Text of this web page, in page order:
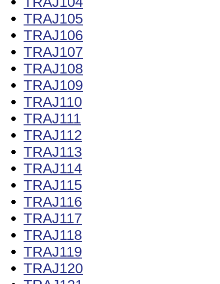
TRAJ105
TRAJ106
TRAJ107
TRAJ108
TRAJ109
TRAJ110
TRAJ111
TRAJ112
TRAJ113
TRAJ114
TRAJ115
TRAJ116
TRAJ117
TRAJ118
TRAJ119
TRAJ120